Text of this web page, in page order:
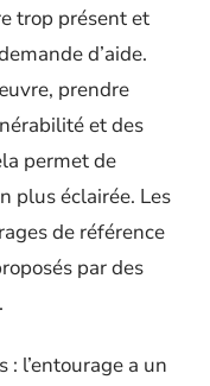
trop présent et
d’aide.
prendre
et des
permet de
plus éclairée. Les
de référence
par des
l’entourage a un